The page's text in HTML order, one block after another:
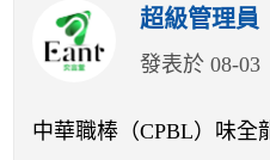
明星分析師超級管理員
發表於 08-03
中華職棒（CPBL）味全